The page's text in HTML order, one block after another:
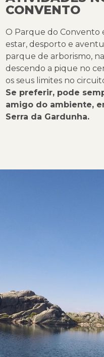
CONVENTO
O Parque do Convento
estar, desporto e
parque de arborismo,
descendo a pique no
os seus limites no
Se preferir, pode
amigo do ambiente,
Serra da Gardunha.